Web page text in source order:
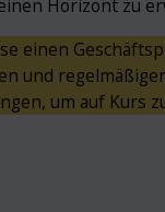
Horizont zu
einen
und
um auf Kurs